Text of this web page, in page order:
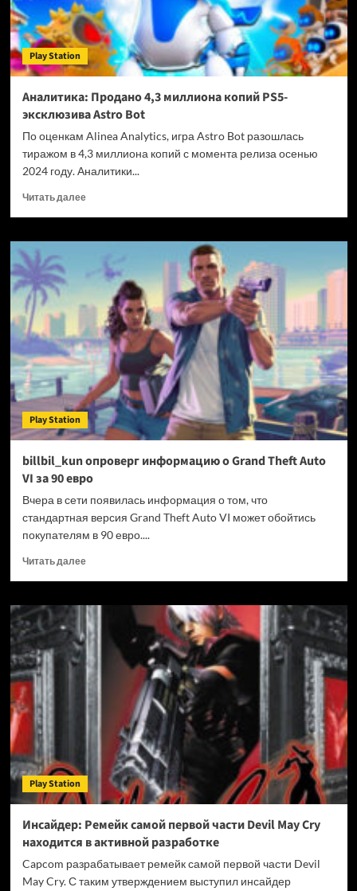
Play Station
Аналитика: Продано 4,3 миллиона копий PS5-
эксклюзива Astro Bot
По оценкам Alinea Analytics, игра Astro Bot разошлась
тиражом в 4,3 миллиона копий с момента релиза осенью
2024 году. Аналитики...
Читать далееПрочитать
Аналитика:
миллиона
копий
эксклюзива
Astro
Bot
Play Station
billbil_kun опроверг информацию о Grand Theft Auto
VI за 90 евро
Вчера в сети появилась информация о том, что
стандартная версия Grand Theft Auto VI может обойтись
покупателям в 90 евро....
Читать далееПрочитать
billbil_kun
опроверг
информацию
о
Grand
Theft
Play Station
Инсайдер: Ремейк самой первой части Devil May Cry
находится в активной разработке
Capcom разрабатывает ремейк самой первой части Devil
May Cry. С таким утверждением выступил инсайдер